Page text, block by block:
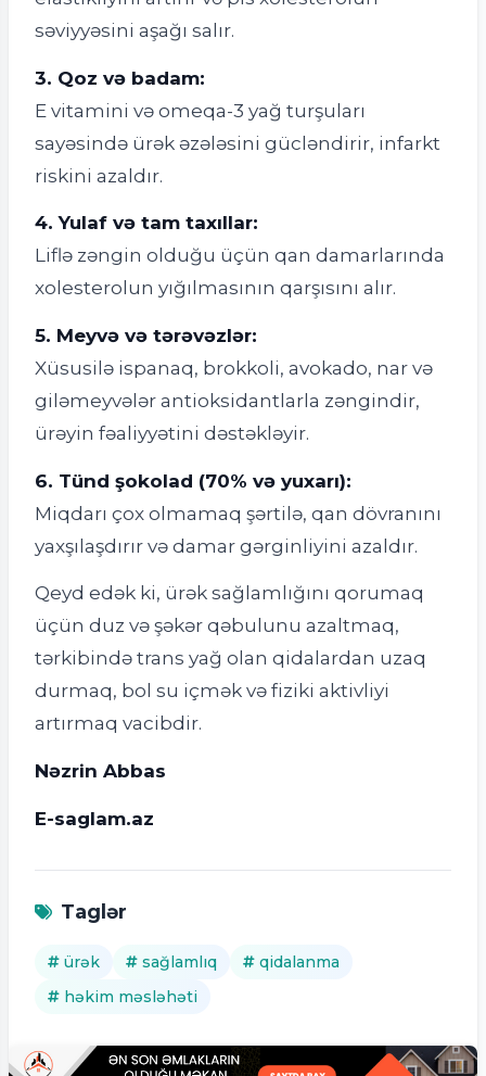
səviyyəsini aşağı salır.
3. Qoz və badam:
E vitamini və omeqa-3 yağ turşuları
sayəsində ürək əzələsini gücləndirir, infarkt
riskini azaldır.
4. Yulaf və tam taxıllar:
Liflə zəngin olduğu üçün qan damarlarında
xolesterolun yığılmasının qarşısını alır.
5. Meyvə və tərəvəzlər:
Xüsusilə ispanaq, brokkoli, avokado, nar və
giləmeyvələr antioksidantlarla zəngindir,
ürəyin fəaliyyətini dəstəkləyir.
6. Tünd şokolad (70% və yuxarı):
Miqdarı çox olmamaq şərtilə, qan dövranını
yaxşılaşdırır və damar gərginliyini azaldır.
Qeyd edək ki, ürək sağlamlığını qorumaq
üçün duz və şəkər qəbulunu azaltmaq,
tərkibində trans yağ olan qidalardan uzaq
durmaq, bol su içmək və fiziki aktivliyi
artırmaq vacibdir.
Nəzrin Abbas
E-saglam.az
Taglər
ürək sağlamlıq
qidalanma
həkim məsləhəti